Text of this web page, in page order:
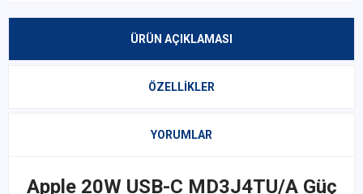
ÜRÜN AÇIKLAMASI
ÖZELLIKLER
YORUMLAR
Apple 20W USB-C MD3J4TU/A Güç